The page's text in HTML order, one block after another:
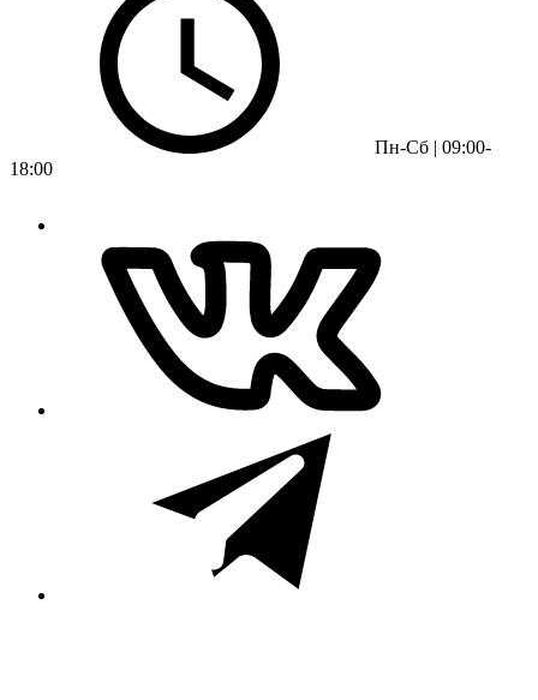
Пн-Сб | 09:00-
18:00